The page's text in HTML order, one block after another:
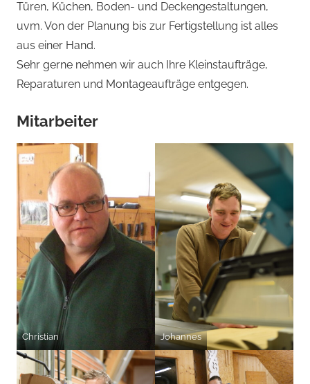
Türen, Küchen, Boden- und Deckengestaltungen,
uvm. Von der Planung bis zur Fertigstellung ist alles
aus einer Hand.
Sehr gerne nehmen wir auch Ihre Kleinstaufträge,
Reparaturen und Montageaufträge entgegen.
Mitarbeiter
Christian Johannes